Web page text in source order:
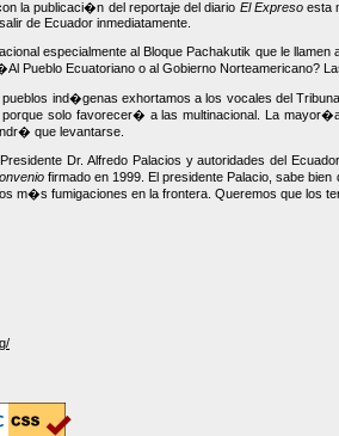
la publicaci�n del reportaje del diario El Expresoesta
de Ecuador inmediatamente.
especialmente al Bloque Pachakutik que le
Pueblo Ecuatoriano o al Gobierno Norteamericano?
pueblos ind�genas exhortamos a los vocales del
porque solo favorecer� a las multinacional. La
que levantarse.
Dr. Alfredo Palacios y autoridades del
firmado en 1999. El presidente Palacio, sabe
m�s fumigaciones en la frontera. Queremos que los